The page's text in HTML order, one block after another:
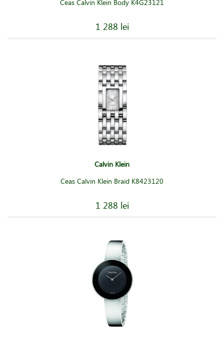
Ceas Calvin Klein Body K4G23121
1 288 lei
Calvin Klein
Ceas Calvin Klein Braid K8423120
1 288 lei